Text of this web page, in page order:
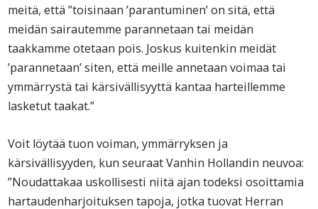
meitä, että ”toisinaan ’parantuminen’ on sitä, että
meidän sairautemme parannetaan tai meidän
taakkamme otetaan pois. Joskus kuitenkin meidät
’parannetaan’ siten, että meille annetaan voimaa tai
ymmärrystä tai kärsivällisyyttä kantaa harteillemme
lasketut taakat.”
Voit löytää tuon voiman, ymmärryksen ja
kärsivällisyyden, kun seuraat Vanhin Hollandin neuvoa:
”Noudattakaa uskollisesti niitä ajan todeksi osoittamia
hartaudenharjoituksen tapoja, jotka tuovat Herran